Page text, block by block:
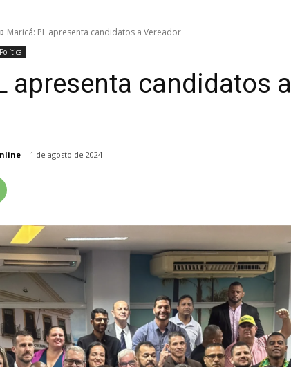
Maricá: PL apresenta candidatos a Vereador
Política
apresenta candidatos a
1 de agosto de 2024